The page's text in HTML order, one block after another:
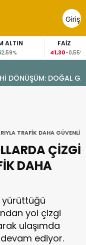
Giriş
Yap
-0,55%
DOĞAL GAZA
ÇÖZÜLDÜ
TRAFİK DAHA GÜVENLİ
ÇİZGİ
DAHA
yürüttüğü
yol çizgi
ulaşımda
ediyor.